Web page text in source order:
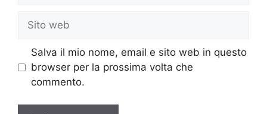
web
Salva il mio nome, email e sito web in questo
browser per la prossima volta che
commento.